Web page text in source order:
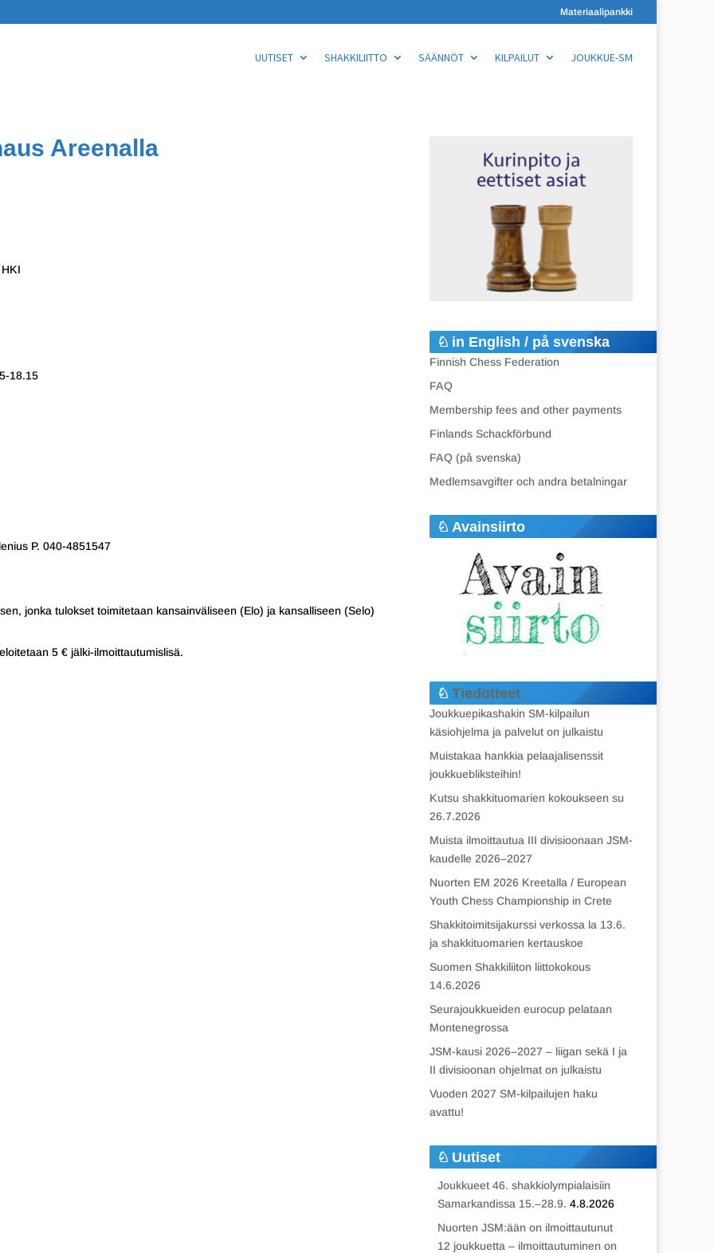
Materiaalipankki
UUTISET SHAKKILIITTO SÄÄNNÖT KILPAILUT JOUKKUE-SM
Areenalla
18.15
P. 040-4851547
jonka tulokset toimitetaan kansainväliseen (Elo) ja kansalliseen (Selo)
5 € jälki-ilmoittautumislisä.
in English / på svenska
Finnish Chess Federation
FAQ
Membership fees and other payments
Finlands Schackförbund
FAQ (på svenska)
Medlemsavgifter och andra betalningar
Avainsiirto
Tiedotteet
Joukkuepikashakin SM-kilpailun
käsiohjelma ja palvelut on julkaistu
Muistakaa hankkia pelaajalisenssit
joukkuebliksteihin!
Kutsu shakkituomarien kokoukseen su
26.7.2026
Muista ilmoittautua III divisioonaan JSM-
kaudelle 2026–2027
Nuorten EM 2026 Kreetalla / European
Youth Chess Championship in Crete
Shakkitoimitsijakurssi verkossa la 13.6.
ja shakkituomarien kertauskoe
Suomen Shakkiliiton liittokokous
14.6.2026
Seurajoukkueiden eurocup pelataan
Montenegrossa
JSM-kausi 2026–2027 – liigan sekä I ja
II divisioonan ohjelmat on julkaistu
Vuoden 2027 SM-kilpailujen haku
avattu!
Uutiset
Joukkueet 46. shakkiolympialaisiin
Samarkandissa 15.–28.9. 4.8.2026
Nuorten JSM:ään on ilmoittautunut
12 joukkuetta – ilmoittautuminen on